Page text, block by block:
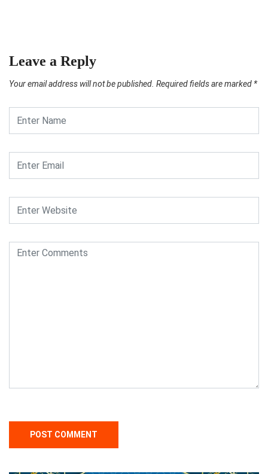
Leave a Reply
Your email address will not be published. Required fields are marked *